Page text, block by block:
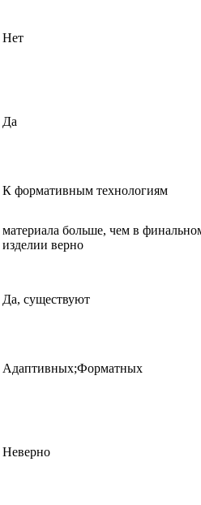
Нет
Да
К формативным технологиям
материала больше, чем в
изделии верно
Да, существуют
Адаптивных;Форматных
Неверно